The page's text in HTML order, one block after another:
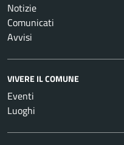
Notizie
Comunicati
Avvisi
VIVERE IL COMUNE
Eventi
Luoghi